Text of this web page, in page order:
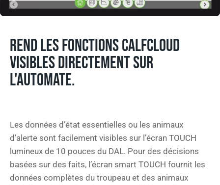
REND LES FONCTIONS CALFCLOUD
VISIBLES DIRECTEMENT SUR
L'AUTOMATE.
Les données d’état essentielles ou les animaux
d’alerte sont facilement visibles sur l’écran TOUCH
lumineux de 10 pouces du DAL. Pour des décisions
basées sur des faits, l’écran smart TOUCH fournit les
données complètes du troupeau et des animaux